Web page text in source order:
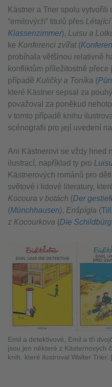
Kästner a Trier spolu vytvořili
“emilových” titulů přes Létající
Klassenzimmer), Luisu a
ke Konferenci zvířat(
probíhala většinou relativně
konfliktům příležitostně
případě Kuličky a Toníka (
které Kästner sepsal za
považoval za poněkud
v tomto případě knihu
scénografii pro její uvedení
Ani Kästnerovi se vždy hned
ilustrací, například ty pro
Kästnerových románů pro
světové i lidové literatury,
Kocoura v botách (Der
(Münchhausen), Enšpígla (
z Kocourkova (Die
Emil a detektivové, Emil a tři
jsou jen některé z Kästernových
knih, které ilustroval Walter Trier. |